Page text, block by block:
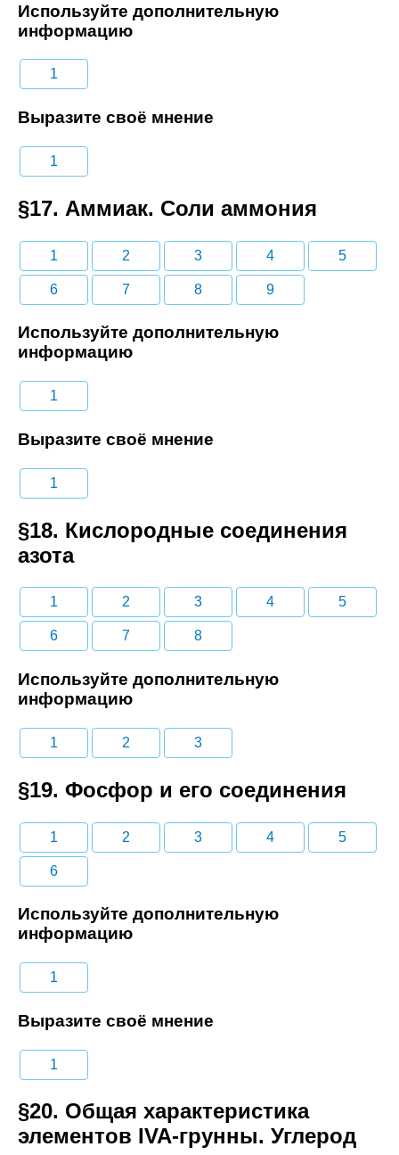
Используйте дополнительную
информацию
1
Выразите своё мнение
1
§17. Аммиак. Соли аммония
1 2 3 4 5
6 7 8 9
Используйте дополнительную
информацию
1
Выразите своё мнение
1
§18. Кислородные соединения
азота
1 2 3 4 5
6 7 8
Используйте дополнительную
информацию
1 2 3
§19. Фосфор и его соединения
1 2 3 4 5
6
Используйте дополнительную
информацию
1
Выразите своё мнение
1
§20. Общая характеристика
элементов IVA-грунны. Углерод